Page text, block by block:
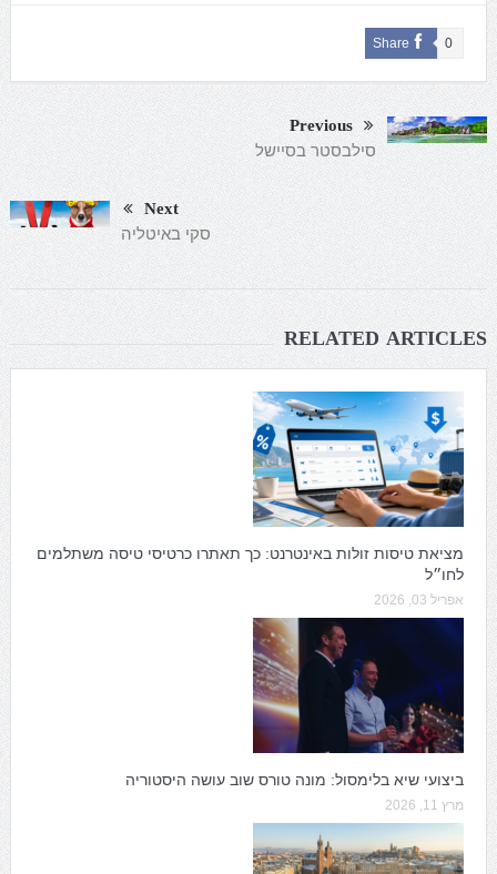
Share 0
Previous
סילבסטר בסיישל
Next
סקי באיטליה
RELATED ARTICLES
מציאת טיסות זולות באינטרנט: כך תאתרו כרטיסי טיסה משתלמים
לחו״ל
אפריל 03, 2026
ביצועי שיא בלימסול: מונה טורס שוב עושה היסטוריה
מרץ 11, 2026